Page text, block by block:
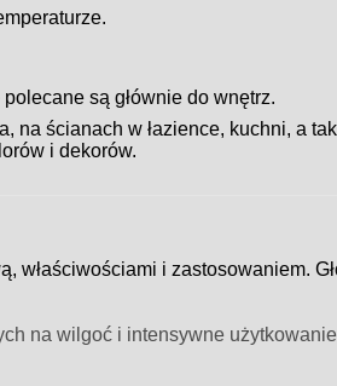
są głównie do wnętrz.
na ścianach w łazience, kuchni, a
i dekorów.
właściwościami i zastosowaniem.
na wilgoć i intensywne